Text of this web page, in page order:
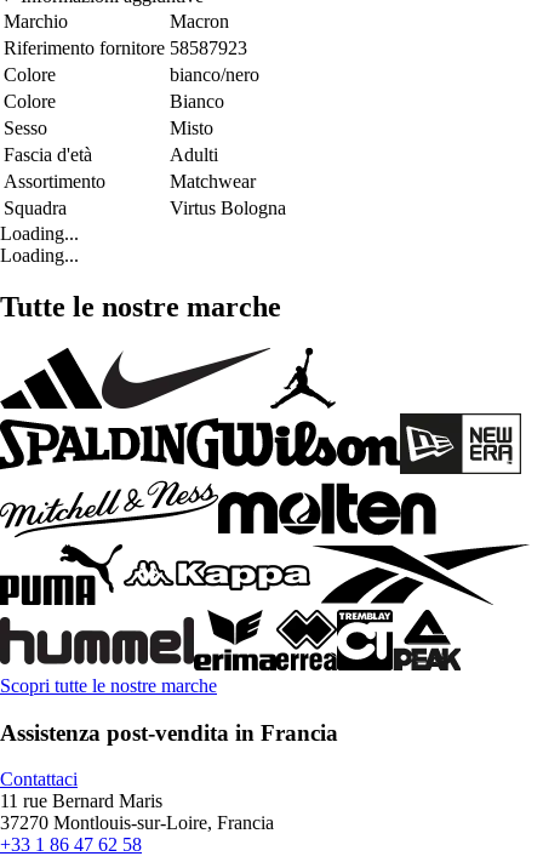
Marchio
Macron
Riferimento fornitore 58587923
Colore
bianco/nero
Colore
Bianco
Sesso
Misto
Fascia d'età
Adulti
Assortimento
Matchwear
Squadra
Virtus Bologna
Loading...
Loading...
Tutte le nostre marche
Scopri tutte le nostre marche
Assistenza post-vendita in Francia
Contattaci
11 rue Bernard Maris
37270 Montlouis-sur-Loire, Francia
+33 1 86 47 62 58